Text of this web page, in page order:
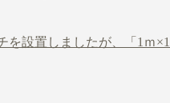
を設置しましたが、「1